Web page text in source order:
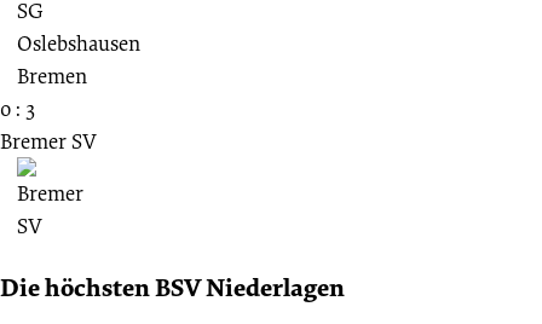
0 : 3
Bremer SV
Die höchsten BSV Niederlagen